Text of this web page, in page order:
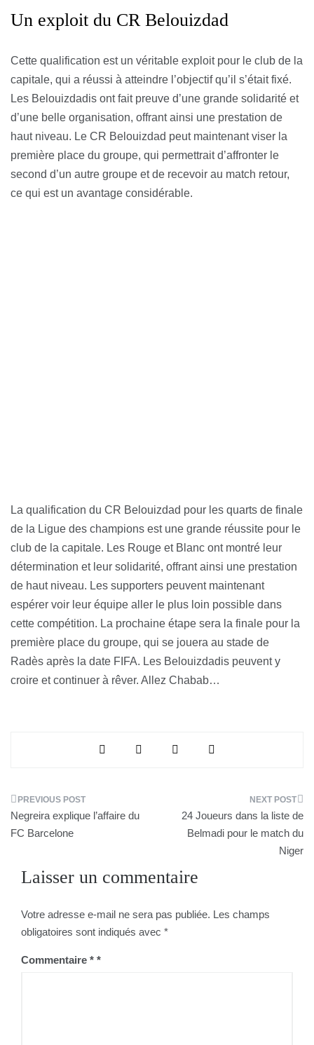
Un exploit du CR Belouizdad
Cette qualification est un véritable exploit pour le club de la
capitale, qui a réussi à atteindre l’objectif qu’il s’était fixé.
Les Belouizdadis ont fait preuve d’une grande solidarité et
d’une belle organisation, offrant ainsi une prestation de
haut niveau. Le CR Belouizdad peut maintenant viser la
première place du groupe, qui permettrait d’affronter le
second d’un autre groupe et de recevoir au match retour,
ce qui est un avantage considérable.
La qualification du CR Belouizdad pour les quarts de finale
de la Ligue des champions est une grande réussite pour le
club de la capitale. Les Rouge et Blanc ont montré leur
détermination et leur solidarité, offrant ainsi une prestation
de haut niveau. Les supporters peuvent maintenant
espérer voir leur équipe aller le plus loin possible dans
cette compétition. La prochaine étape sera la finale pour la
première place du groupe, qui se jouera au stade de
Radès après la date FIFA. Les Belouizdadis peuvent y
croire et continuer à rêver. Allez Chabab…
Navigation
de
Negreira explique l’affaire du
FC Barcelone
24 Joueurs dans la liste de
Belmadi pour le match du
Niger
Laisser un commentaire
Votre adresse e-mail ne sera pas publiée. Les champs
obligatoires sont indiqués avec *
Commentaire *